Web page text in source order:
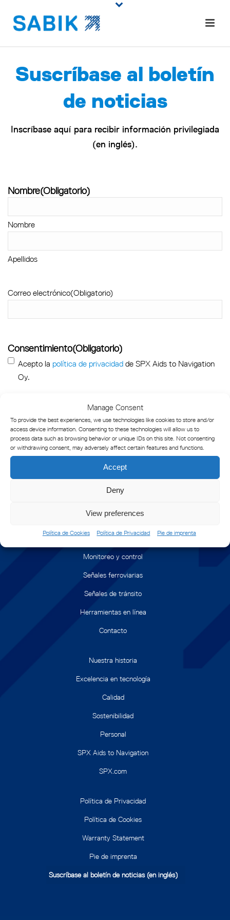
Manage Consent
To provide the best experiences, we use technologies like cookies to store and/or
access device information. Consenting to these technologies will allow us to
process data such as browsing behavior or unique IDs on this site. Not consenting
or withdrawing consent, may adversely affect certain features and functions.
Accept
Deny
View preferences
Política de Cookies Política de Privacidad Pie de imprenta
Suscríbase al boletín
de noticias
Inscríbase aquí para recibir información privilegiada
(en inglés).
Nombre(Obligatorio)
Nombre
Apellidos
Correo electrónico(Obligatorio)
Consentimiento(Obligatorio)
Acepto la política de privacidadde SPX Aids to Navigation
Oy.
Marina
Monitoreo y control
Señales ferroviarias
Señales de tránsito
Herramientas en línea
Contacto
Nuestra historia
Excelencia en tecnología
Calidad
Sostenibilidad
Personal
SPX Aids to Navigation
SPX.com
Política de Privacidad
Política de Cookies
Warranty Statement
Pie de imprenta
Suscríbase al boletín de noticias (en inglés)